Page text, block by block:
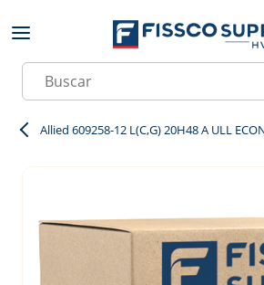
Skip to main content
Site Search
Allied 609258-12 L(C,G) 20H48 A ULL